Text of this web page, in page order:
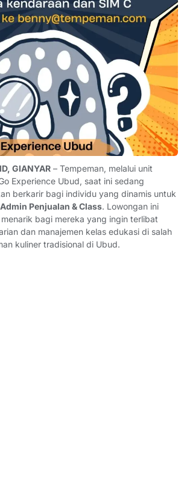
GIANYAR – Tempeman, melalui unit
Experience Ubud, saat ini sedang
berkarir bagi individu yang dinamis untuk
Admin Penjualan & Class. Lowongan ini
bagi mereka yang ingin terlibat
dan manajemen kelas edukasi di salah
kuliner tradisional di Ubud.